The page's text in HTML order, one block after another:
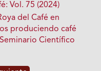
Vol. 75 (2024)
del Café en
produciendo café
Científico